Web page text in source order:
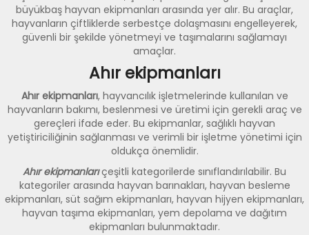
büyükbaş hayvan ekipmanları arasında yer alır. Bu araçlar,
hayvanların çiftliklerde serbestçe dolaşmasını engelleyerek,
güvenli bir şekilde yönetmeyi ve taşımalarını sağlamayı
amaçlar.
Ahır ekipmanları
Ahır ekipmanları, hayvancılık işletmelerinde kullanılan ve
hayvanların bakımı, beslenmesi ve üretimi için gerekli araç ve
gereçleri ifade eder. Bu ekipmanlar, sağlıklı hayvan
yetiştiriciliğinin sağlanması ve verimli bir işletme yönetimi için
oldukça önemlidir.
Ahır ekipmanlarıçeşitli kategorilerde sınıflandırılabilir. Bu
kategoriler arasında hayvan barınakları, hayvan besleme
ekipmanları, süt sağım ekipmanları, hayvan hijyen ekipmanları,
hayvan taşıma ekipmanları, yem depolama ve dağıtım
ekipmanları bulunmaktadır.